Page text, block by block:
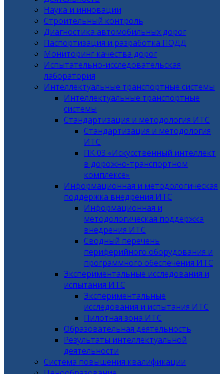
Наука и инновации
Строительный контроль
Диагностика автомобильных дорог
Паспортизация и разработка ПОДД
Мониторинг качества дорог
Испытательно-исследовательская
лаборатория
Интеллектуальные транспортные системы
Интеллектуальные транспортные
системы
Стандартизация и методология ИТС
Стандартизация и методология
ИТС
ПК 03 «Искусственный интеллект
в дорожно-транспортном
комплексе»
Информационная и методологическая
поддержка внедрения ИТС
Информационная и
методологическая поддержка
внедрения ИТС
Сводный перечень
периферийного оборудования и
программного обеспечения ИТС
Экспериментальные исследования и
испытания ИТС
Экспериментальные
исследования и испытания ИТС
Пилотная зона ИТС
Образовательная деятельность
Результаты интеллектуальной
деятельности
Система повышения квалификации